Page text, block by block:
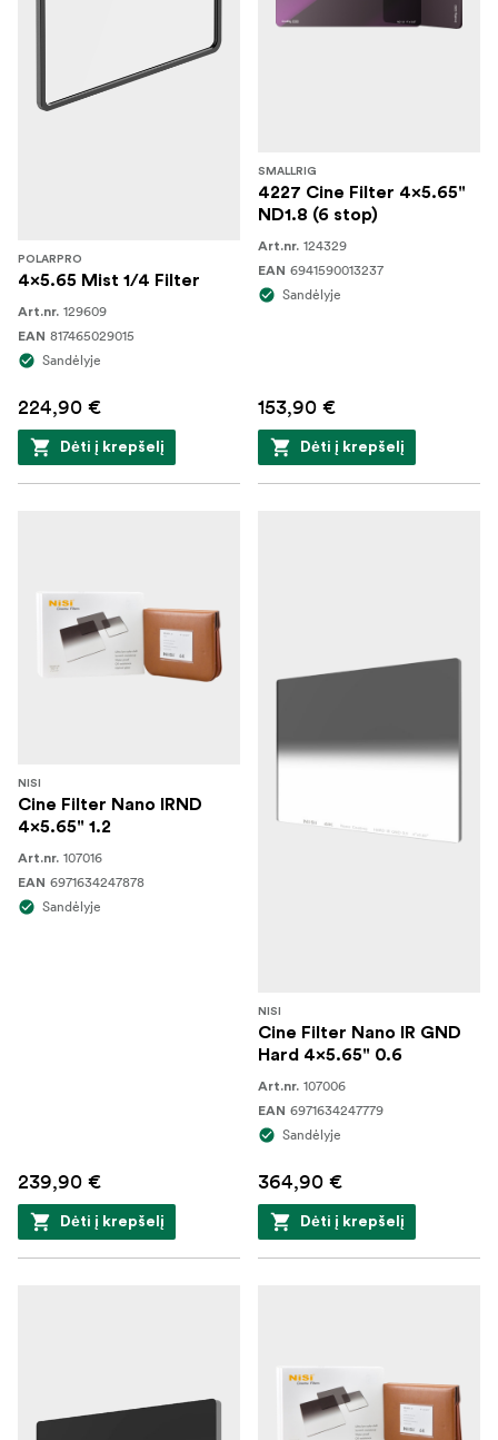
POLARPRO
4x5.65 Mist 1/4 Filter
Art.nr. 129609
EAN 817465029015
Sandėlyje
224,90 €
Dėti į krepšelį
SMALLRIG
4227 Cine Filter 4x5.65"
ND1.8 (6 stop)
Art.nr. 124329
EAN 6941590013237
Sandėlyje
153,90 €
Dėti į krepšelį
NISI
Cine Filter Nano IRND
4x5.65" 1.2
Art.nr. 107016
EAN 6971634247878
Sandėlyje
239,90 €
Dėti į krepšelį
NISI
Cine Filter Nano IR GND
Hard 4x5.65" 0.6
Art.nr. 107006
EAN 6971634247779
Sandėlyje
364,90 €
Dėti į krepšelį